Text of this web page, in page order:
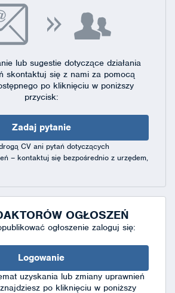
lub sugestie dotyczące działania
skontaktuj się z nami za pomocą
po kliknięciu w poniższy
przycisk:
Zadaj pytanie
CV ani pytań dotyczących
– kontaktuj się bezpośrednio z urzędem,
OGŁOSZEŃ
ogłoszenie zaloguj się:
Logowanie
uzyskania lub zmiany uprawnień
po kliknięciu w poniższy